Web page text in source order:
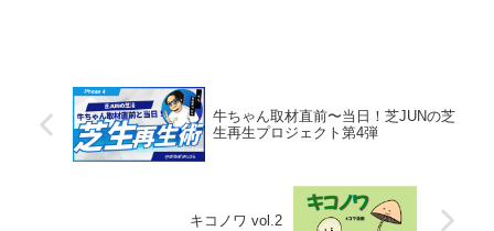
牛ちゃん取材直前〜当日！芝JUNの芝
生再生プロジェクト第4弾
キコノワ vol.2